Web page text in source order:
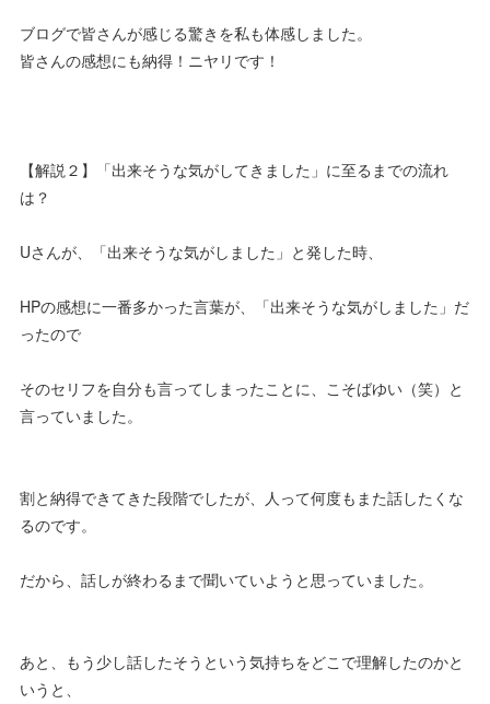
ブログで皆さんが感じる驚きを私も体感しました。
皆さんの感想にも納得！ニヤリです！
【解説２】「出来そうな気がしてきました」に至るまでの流れ
は？
Uさんが、「出来そうな気がしました」と発した時、
HPの感想に一番多かった言葉が、「出来そうな気がしました」だ
ったので
そのセリフを自分も言ってしまったことに、こそばゆい（笑）と
言っていました。
割と納得できてきた段階でしたが、人って何度もまた話したくな
るのです。
だから、話しが終わるまで聞いていようと思っていました。
あと、もう少し話したそうという気持ちをどこで理解したのかと
いうと、